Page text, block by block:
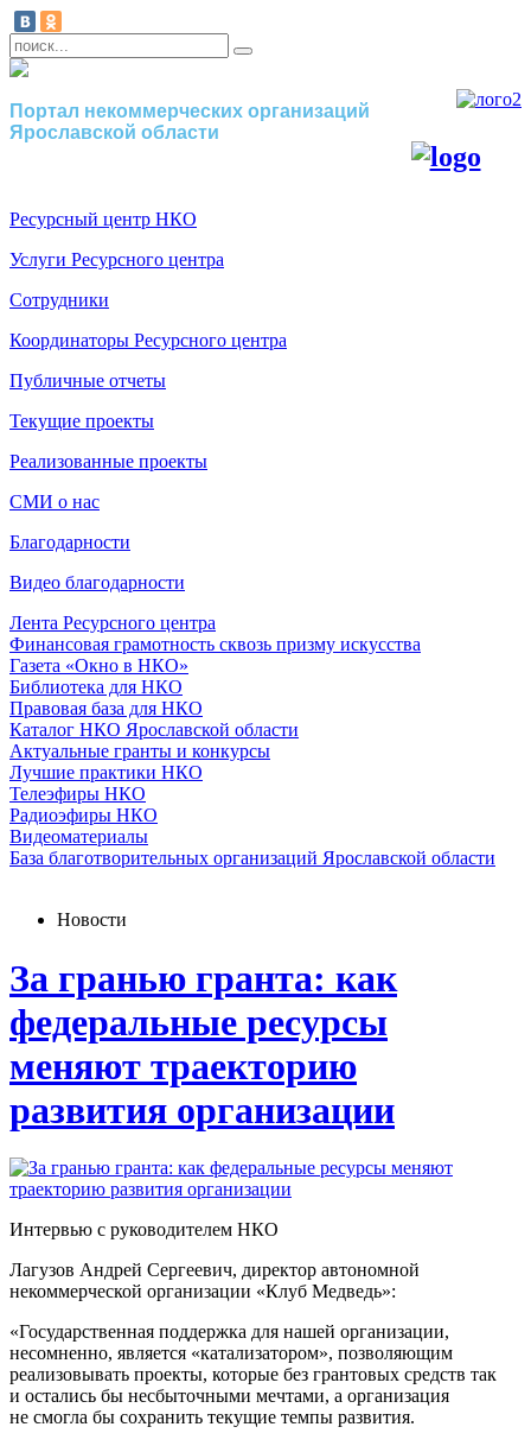
Портал некоммерческих организаций
Ярославской области
Ресурсный центр НКО
Услуги Ресурсного центра
Сотрудники
Координаторы Ресурсного центра
Публичные отчеты
Текущие проекты
Реализованные проекты
СМИ о нас
Благодарности
Видео благодарности
Лента Ресурсного центра
Финансовая грамотность сквозь призму искусства
Газета «Окно в НКО»
Библиотека для НКО
Правовая база для НКО
Каталог НКО Ярославской области
Актуальные гранты и конкурсы
Лучшие практики НКО
Телеэфиры НКО
Радиоэфиры НКО
Видеоматериалы
База благотворительных организаций Ярославской области
Новости
За гранью гранта: как
федеральные ресурсы
меняют траекторию
развития организации
Интервью с руководителем НКО
Лагузов Андрей Сергеевич, директор автономной
некоммерческой организации «Клуб Медведь»:
«Государственная поддержка для нашей организации,
несомненно, является «катализатором», позволяющим
реализовывать проекты, которые без грантовых средств так
и остались бы несбыточными мечтами, а организация
не смогла бы сохранить текущие темпы развития.